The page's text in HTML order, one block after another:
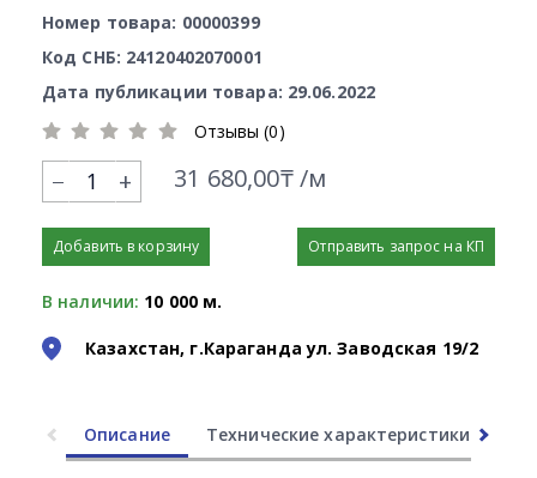
Номер товара: 00000399
Код СНБ: 24120402070001
Дата публикации товара: 29.06.2022
Отзывы (0)
+ 31 680,00₸ /м
Добавить в корзину Отправить запрос на КП
В наличии: 10 000 м.
Казахстан, г.Караганда ул. Заводская 19/2
Описание Технические характеристики